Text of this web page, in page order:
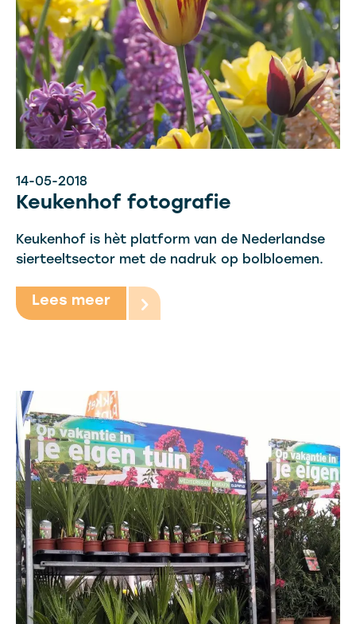
14-05-2018
Keukenhof fotografie
Keukenhof is hèt platform van de Nederlandse
sierteeltsector met de nadruk op bolbloemen.
Lees meer